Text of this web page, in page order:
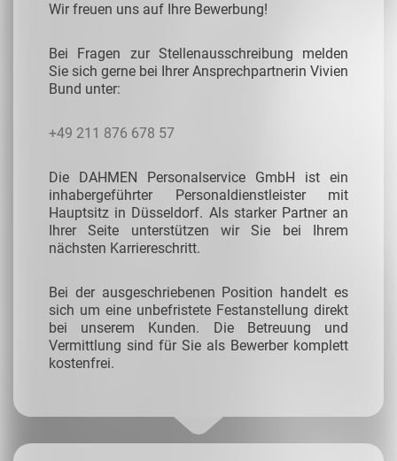
Wir freuen uns auf Ihre Bewerbung!
Bei Fragen zur Stellenausschreibung melden
Sie sich gerne bei Ihrer Ansprechpartnerin Vivien
Bund unter:
+49 211 876 678 57
Die DAHMEN Personalservice GmbH ist ein
inhabergeführter Personaldienstleister mit
Hauptsitz in Düsseldorf. Als starker Partner an
Ihrer Seite unterstützen wir Sie bei Ihrem
nächsten Karriereschritt.
Bei der ausgeschriebenen Position handelt es
sich um eine unbefristete Festanstellung direkt
bei unserem Kunden. Die Betreuung und
Vermittlung sind für Sie als Bewerber komplett
kostenfrei.